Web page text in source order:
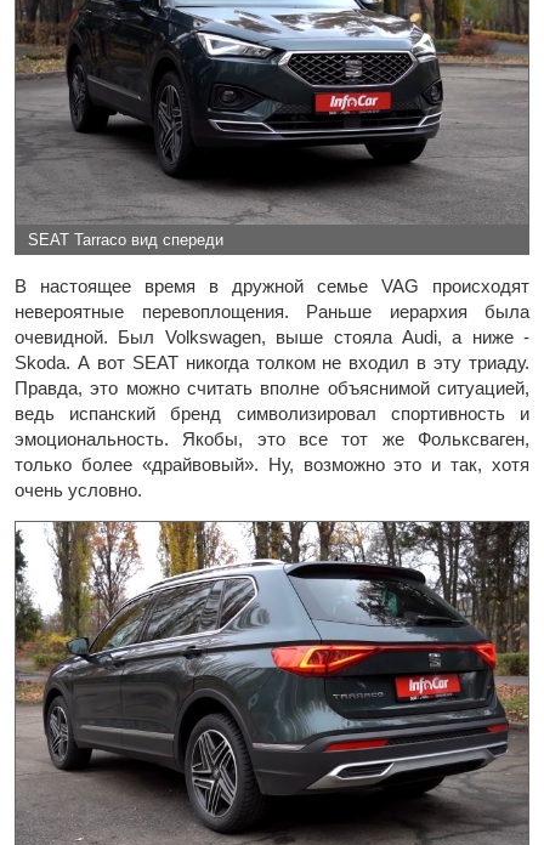
SEAT Tarraco вид спереди
В настоящее время в дружной семье VAG происходят
невероятные перевоплощения. Раньше иерархия была
очевидной. Был Volkswagen, выше стояла Audi, а ниже -
Skoda. А вот SEAT никогда толком не входил в эту триаду.
Правда, это можно считать вполне объяснимой ситуацией,
ведь испанский бренд символизировал спортивность и
эмоциональность. Якобы, это все тот же Фольксваген,
только более «драйвовый». Ну, возможно это и так, хотя
очень условно.